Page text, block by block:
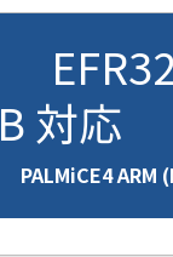
B 対応
PALMiCE4